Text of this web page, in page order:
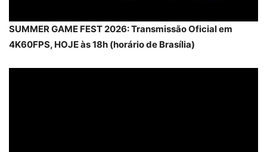
SUMMER GAME FEST 2026: Transmissão Oficial em
4K60FPS, HOJE às 18h (horário de Brasília)